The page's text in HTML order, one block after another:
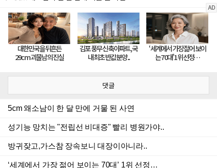
댓글